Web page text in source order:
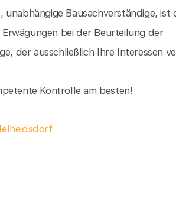
Bausachverständige, ist
bei der Beurteilung der
der ausschließlich Ihre Interessen
Kontrolle am besten!